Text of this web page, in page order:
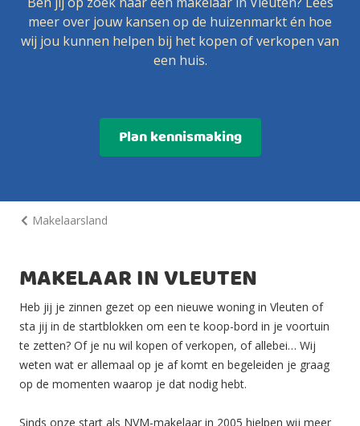
meer over jouw kansen op de huizenmarkt én hoe
wij jou kunnen helpen bij het kopen of verkopen van
een huis.
Plan kennismaking
Makelaarsland
MAKELAAR IN VLEUTEN
Heb jij je zinnen gezet op een nieuwe woning in Vleuten of
sta jij in de startblokken om een te koop-bord in je voortuin
te zetten? Of je nu wil kopen of verkopen, of allebei… Wij
weten wat er allemaal op je af komt en begeleiden je graag
op de momenten waarop je dat nodig hebt.
Sinds onze start als NVM-makelaar in 2005 hielpen wij meer